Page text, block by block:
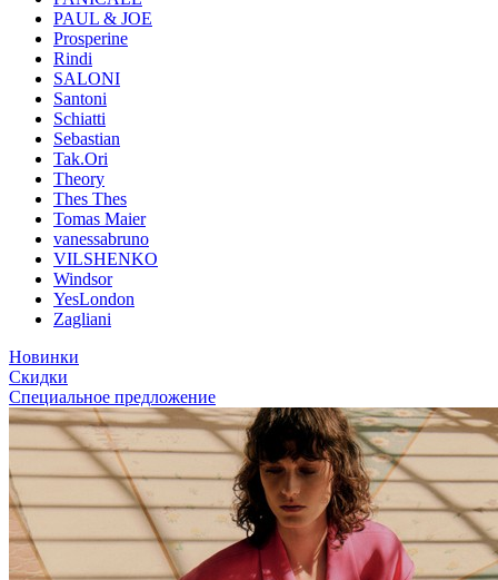
PAUL & JOE
Prosperine
Rindi
SALONI
Santoni
Schiatti
Sebastian
Tak.Ori
Theory
Thes Thes
Tomas Maier
vanessabruno
VILSHENKO
Windsor
YesLondon
Zagliani
Новинки
Скидки
Специальное предложение